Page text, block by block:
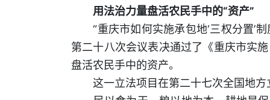
用法治力量盘活农民手中的“资产”
“重庆市如何实施承包地‘三权分置’制
第二十八次会议表决通过了《重庆市实
盘活农民手中的资产。
这一立法项目在第二十七次全国地方